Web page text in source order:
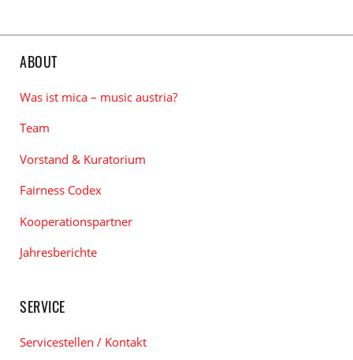
ABOUT
Was ist mica – music austria?
Team
Vorstand & Kuratorium
Fairness Codex
Kooperationspartner
Jahresberichte
SERVICE
Servicestellen / Kontakt